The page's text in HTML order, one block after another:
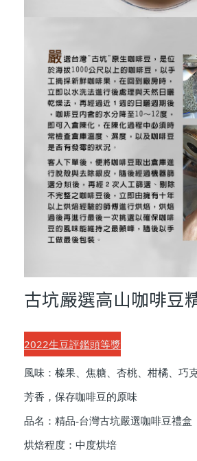
古坑嚴選高山咖啡豆
2022生豆評鑑頭等獎
風味：榛果、焦糖、杏桃、柑橘、巧
芳香，保存咖啡豆的原味
品名：精品-台灣古坑嚴選咖啡豆禮盒
烘焙程度：中度烘培